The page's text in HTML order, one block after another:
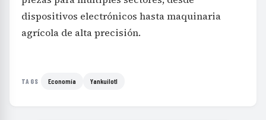
dispositivos electrónicos hasta maquinaria
agrícola de alta precisión.
TAGS Economía Yankuilotl